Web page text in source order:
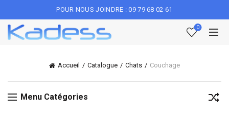
POUR NOUS JOINDRE : 09 79 68 02 61
0
Accueil Catalogue Chats Couchage
Menu Catégories